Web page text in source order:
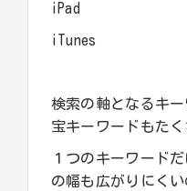
iPad
iTunes
検索の軸となるキ
宝キーワードもたく
１つのキーワード
の幅も広がりにく